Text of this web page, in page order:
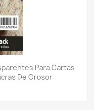
Para Cartas
De Grosor